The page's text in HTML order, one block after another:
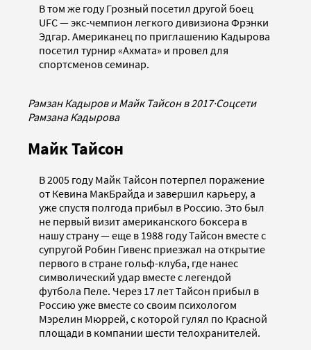
В том же году Грозный посетил другой боец
UFC — экс-чемпион легкого дивизиона Фрэнки
Эдгар. Американец по приглашению Кадырова
посетил турнир «Ахмата» и провел для
спортсменов семинар.
Рамзан Кадыров и Майк Тайсон в 2017·Соцсети
Рамзана Кадырова
Майк Тайсон
В 2005 году Майк Тайсон потерпел поражение
от Кевина МакБрайда и завершил карьеру, а
уже спустя полгода прибыл в Россию. Это был
не первый визит американского боксера в
нашу страну — еще в 1988 году Тайсон вместе с
супругой Робин Гивенс приезжал на открытие
первого в стране гольф-клуба, где нанес
символический удар вместе с легендой
футбола Пеле. Через 17 лет Тайсон прибыл в
Россию уже вместе со своим психологом
Мэрелин Мюррей, с которой гулял по Красной
площади в компании шести телохранителей.